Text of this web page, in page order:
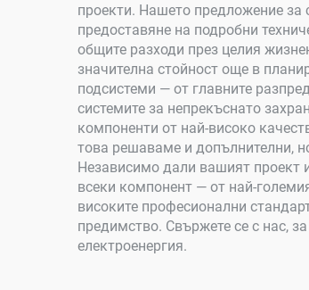
проекти. Нашето предложение за
предоставяне на подробни
общите разходи през целия
значителна стойност още в
подсистеми — от главните
системите за непрекъснато
компоненти от най-високо
това решаваме и допълнителни,
Независимо дали вашият проект
всеки компонент — от най-
високите професионални
предимство. Свържете се с нас,
електроенергия.